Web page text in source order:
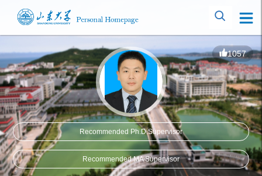
1057
Recommended Ph.D.Supervisor
Recommended MA Supervisor